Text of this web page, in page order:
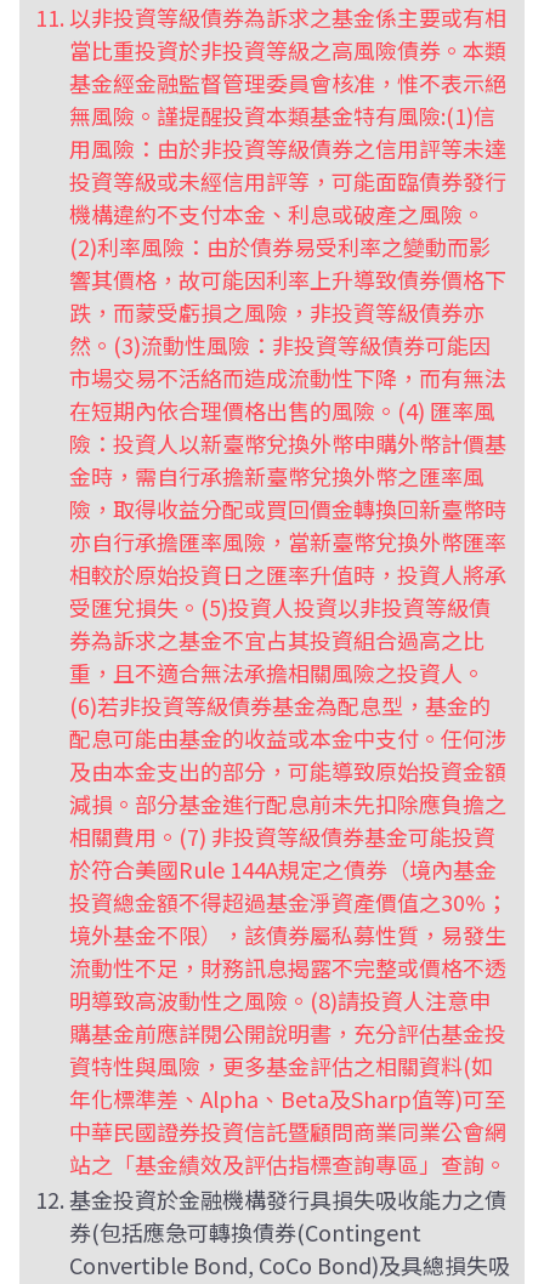
以非投資等級債券為訴求之基金係主要或有相
當比重投資於非投資等級之高風險債券。本類
基金經金融監督管理委員會核准，惟不表示絕
無風險。謹提醒投資本類基金特有風險:(1)信
用風險：由於非投資等級債券之信用評等未達
投資等級或未經信用評等，可能面臨債券發行
機構違約不支付本金、利息或破產之風險。
(2)利率風險：由於債券易受利率之變動而影
響其價格，故可能因利率上升導致債券價格下
跌，而蒙受虧損之風險，非投資等級債券亦
然。(3)流動性風險：非投資等級債券可能因
市場交易不活絡而造成流動性下降，而有無法
在短期內依合理價格出售的風險。(4) 匯率風
險：投資人以新臺幣兌換外幣申購外幣計價基
金時，需自行承擔新臺幣兌換外幣之匯率風
險，取得收益分配或買回價金轉換回新臺幣時
亦自行承擔匯率風險，當新臺幣兌換外幣匯率
相較於原始投資日之匯率升值時，投資人將承
受匯兌損失。(5)投資人投資以非投資等級債
券為訴求之基金不宜占其投資組合過高之比
重，且不適合無法承擔相關風險之投資人。
(6)若非投資等級債券基金為配息型，基金的
配息可能由基金的收益或本金中支付。任何涉
及由本金支出的部分，可能導致原始投資金額
減損。部分基金進行配息前未先扣除應負擔之
相關費用。(7) 非投資等級債券基金可能投資
於符合美國Rule 144A規定之債券（境內基金
投資總金額不得超過基金淨資產價值之30%；
境外基金不限），該債券屬私募性質，易發生
流動性不足，財務訊息揭露不完整或價格不透
明導致高波動性之風險。(8)請投資人注意申
購基金前應詳閱公開說明書，充分評估基金投
資特性與風險，更多基金評估之相關資料(如
年化標準差、Alpha、Beta及Sharp值等)可至
中華民國證券投資信託暨顧問商業同業公會網
站之「基金績效及評估指標查詢專區」查詢。
基金投資於金融機構發行具損失吸收能力之債
券(包括應急可轉換債券(Contingent
Convertible Bond, CoCo Bond)及具總損失吸